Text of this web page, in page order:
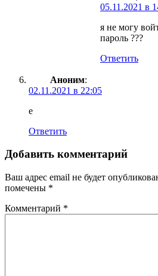
05.11.2021 в
я не могу
пароль ???
Ответить
Аноним:
02.11.2021 в 22:05
е
Ответить
Добавить комментарий
Ваш адрес email не будет
помечены *
Комментарий *